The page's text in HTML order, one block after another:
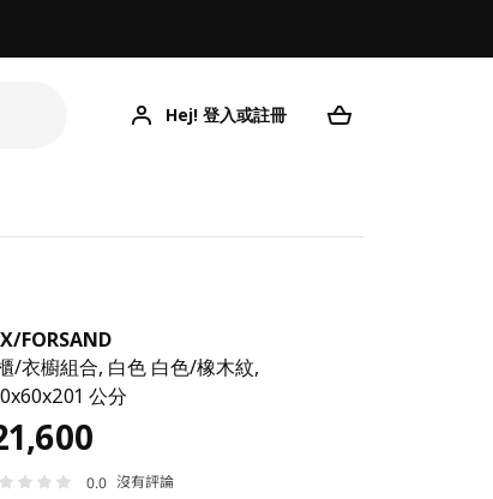
Hej! 登入或註冊
/FORSAND
/衣櫥組合, 白色 白色/橡木紋,
公分
0.0 沒有評論